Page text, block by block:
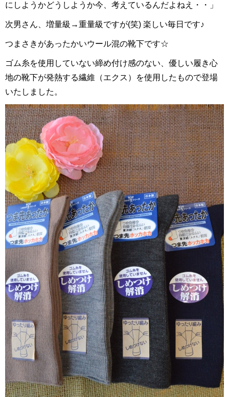
にしようかどうしようか今、考えているんだよねえ・・」
次男さん、増量級→重量級ですが(笑) 楽しい毎日です♪
つまさきがあったかいウール混の靴下です☆
ゴム糸を使用していない締め付け感のない、優しい履き心
地の靴下が発熱する繊維（エクス）を使用したもので登場
いたしました。